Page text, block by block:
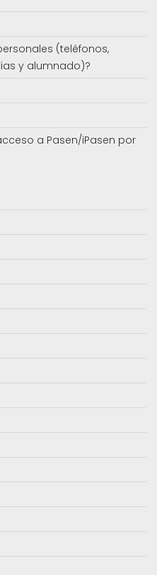
(teléfonos,
y alumnado)?
a Pasen/iPasen por